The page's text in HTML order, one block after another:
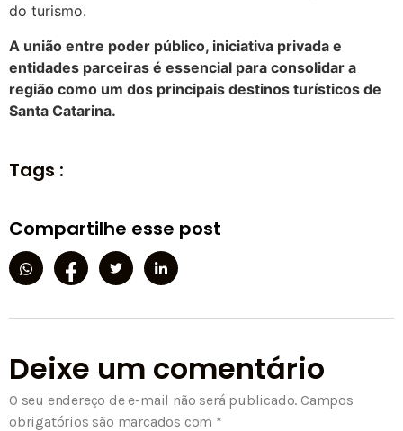
do turismo.
A união entre poder público, iniciativa privada e
entidades parceiras é essencial para consolidar a
região como um dos principais destinos turísticos de
Santa Catarina.
Tags :
Compartilhe esse post
Deixe um comentário
O seu endereço de e-mail não será publicado. Campos
obrigatórios são marcados com *